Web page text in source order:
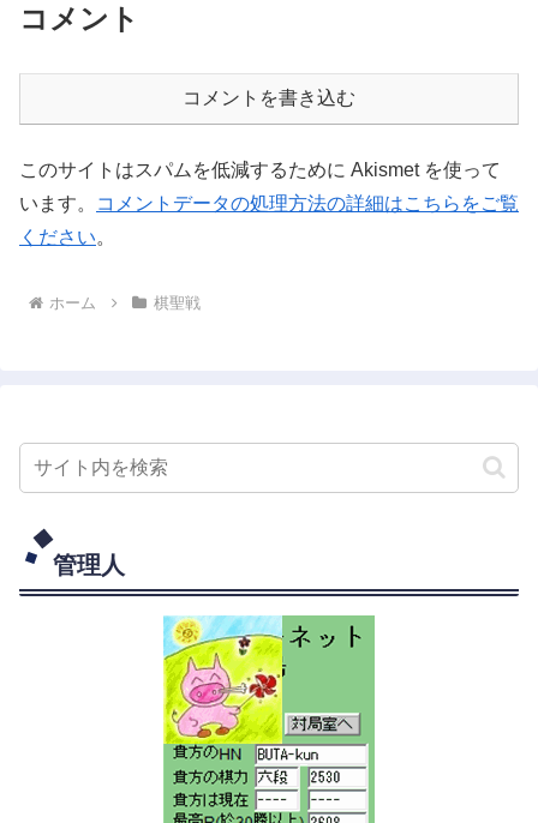
コメント
コメントを書き込む
このサイトはスパムを低減するために Akismet を使って
います。
コメントデータの処理方法の詳細はこちらをご覧
ください。
ホーム 棋聖戦
管理人